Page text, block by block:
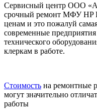
Сервисный центр ООО
срочный ремонт МФУ HP
ценам и это пожалуй
современные
технического
клеркам в работе.
Стоимость на ремонтные
могут значительно
работы